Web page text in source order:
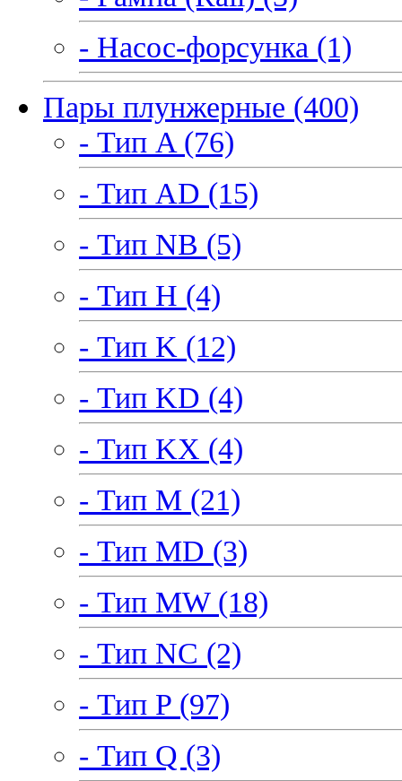
- Насос-форсунка (1)
Пары плунжерные (400)
- Тип A (76)
- Тип AD (15)
- Тип NB (5)
- Тип H (4)
- Тип K (12)
- Тип KD (4)
- Тип KX (4)
- Тип M (21)
- Тип MD (3)
- Тип MW (18)
- Тип NC (2)
- Тип P (97)
- Тип Q (3)